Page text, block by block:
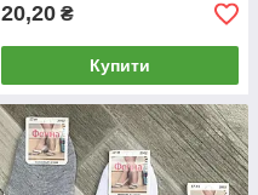
20,20 ₴
Купити